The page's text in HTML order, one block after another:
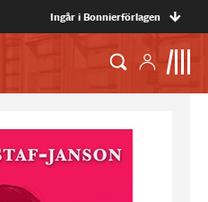
Ingår i Bonnierförlagen